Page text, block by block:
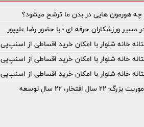
هورمون هایی در بدن ما ترشح میشود؟
ورزشکاران حرفه ای ؛ با حضور رضا علیپور
خانه شلوار با امکان خرید اقساطی از اسنپ‌پی
خانه شلوار با امکان خرید اقساطی از اسنپ‌پی
خانه شلوار با امکان خرید اقساطی از اسنپ‌پی
افتخار، ۲۲ سال توسعه